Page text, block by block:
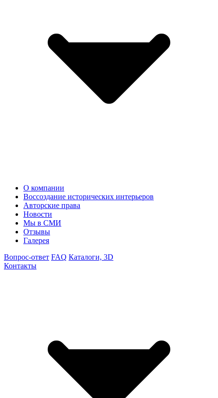
О компании
Воссоздание исторических интерьеров
Авторские права
Новости
Мы в СМИ
Отзывы
Галерея
Вопрос-ответ FAQ Каталоги, 3D
Контакты